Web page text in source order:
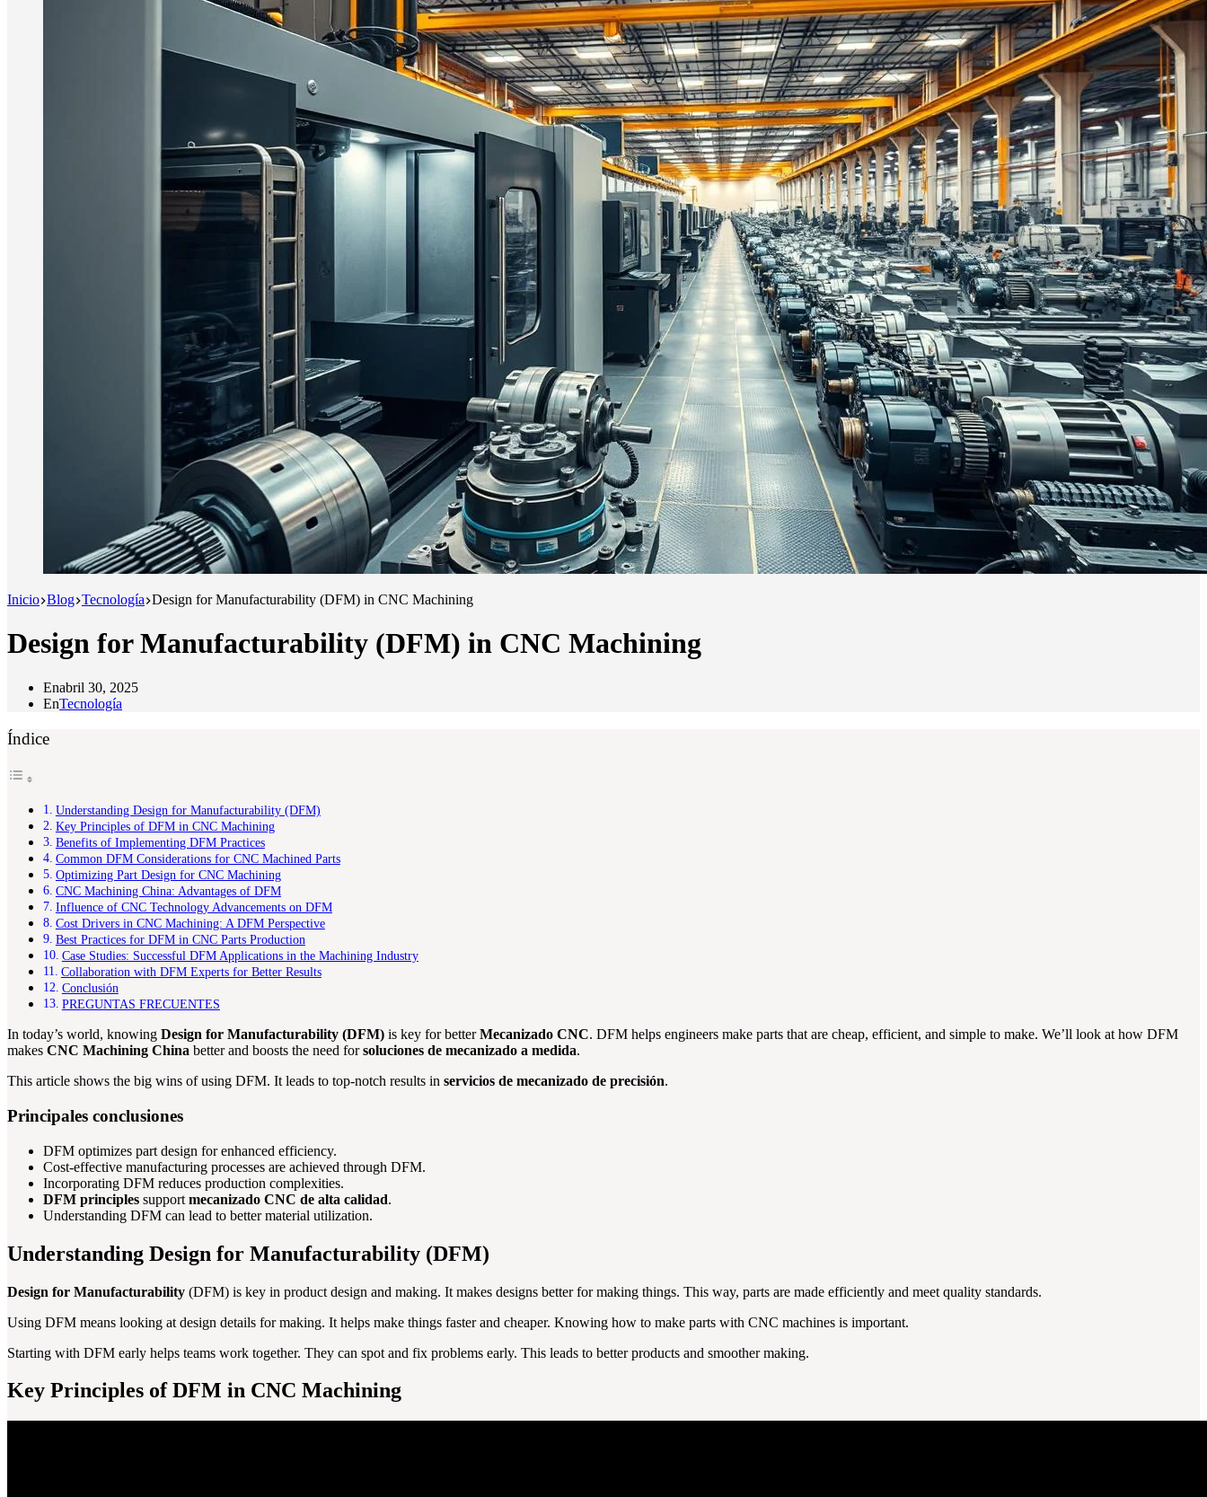
Inicio Blog Tecnología Design for Manufacturability (DFM) in CNC Machining
Design for Manufacturability (DFM) in CNC Machining
Enabril 30, 2025
EnTecnología
Índice
Understanding Design for Manufacturability (DFM)
Key Principles of DFM in CNC Machining
Benefits of Implementing DFM Practices
Common DFM Considerations for CNC Machined Parts
Optimizing Part Design for CNC Machining
CNC Machining China: Advantages of DFM
Influence of CNC Technology Advancements on DFM
Cost Drivers in CNC Machining: A DFM Perspective
Best Practices for DFM in CNC Parts Production
Case Studies: Successful DFM Applications in the Machining Industry
Collaboration with DFM Experts for Better Results
Conclusión
PREGUNTAS FRECUENTES
In today’s world, knowing Design for Manufacturability (DFM) is key for betterMecanizado CNC. DFM helps engineers make parts that are cheap, efficient, and simple to make. We’ll look at how DFM
makes CNC Machining China better and boosts the need forsoluciones de mecanizado a medida.
This article shows the big wins of using DFM. It leads to top-notch results in servicios de mecanizado de precisión.
Principales conclusiones
DFM optimizes part design for enhanced efficiency.
Cost-effective manufacturing processes are achieved through DFM.
Incorporating DFM reduces production complexities.
DFM principles support mecanizado CNC de alta calidad.
Understanding DFM can lead to better material utilization.
Understanding Design for Manufacturability (DFM)
Design for Manufacturability (DFM) is key in product design and making. It makes designs better for making things. This way, parts are made efficiently and meet quality standards.
Using DFM means looking at design details for making. It helps make things faster and cheaper. Knowing how to make parts with CNC machines is important.
Starting with DFM early helps teams work together. They can spot and fix problems early. This leads to better products and smoother making.
Key Principles of DFM in CNC Machining